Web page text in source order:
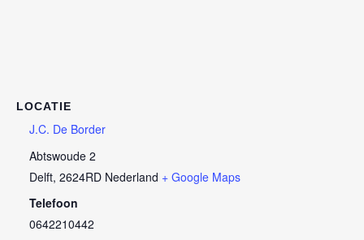
LOCATIE
J.C. De Border
Abtswoude 2
Delft, 2624RD Nederland + Google Maps
Telefoon
0642210442